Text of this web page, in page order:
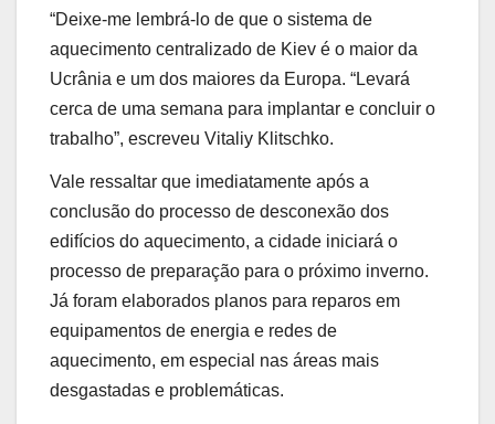
“Deixe-me lembrá-lo de que o sistema de
aquecimento centralizado de Kiev é o maior da
Ucrânia e um dos maiores da Europa. “Levará
cerca de uma semana para implantar e concluir o
trabalho”, escreveu Vitaliy Klitschko.
Vale ressaltar que imediatamente após a
conclusão do processo de desconexão dos
edifícios do aquecimento, a cidade iniciará o
processo de preparação para o próximo inverno.
Já foram elaborados planos para reparos em
equipamentos de energia e redes de
aquecimento, em especial nas áreas mais
desgastadas e problemáticas.